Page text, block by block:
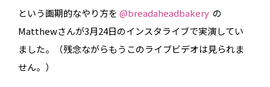
という画期的なやり方を @breadaheadbakery の
Matthewさんが3月24日のインスタライブで実演してい
ました。（残念ながらもうこのライブビデオは見られま
せん。）